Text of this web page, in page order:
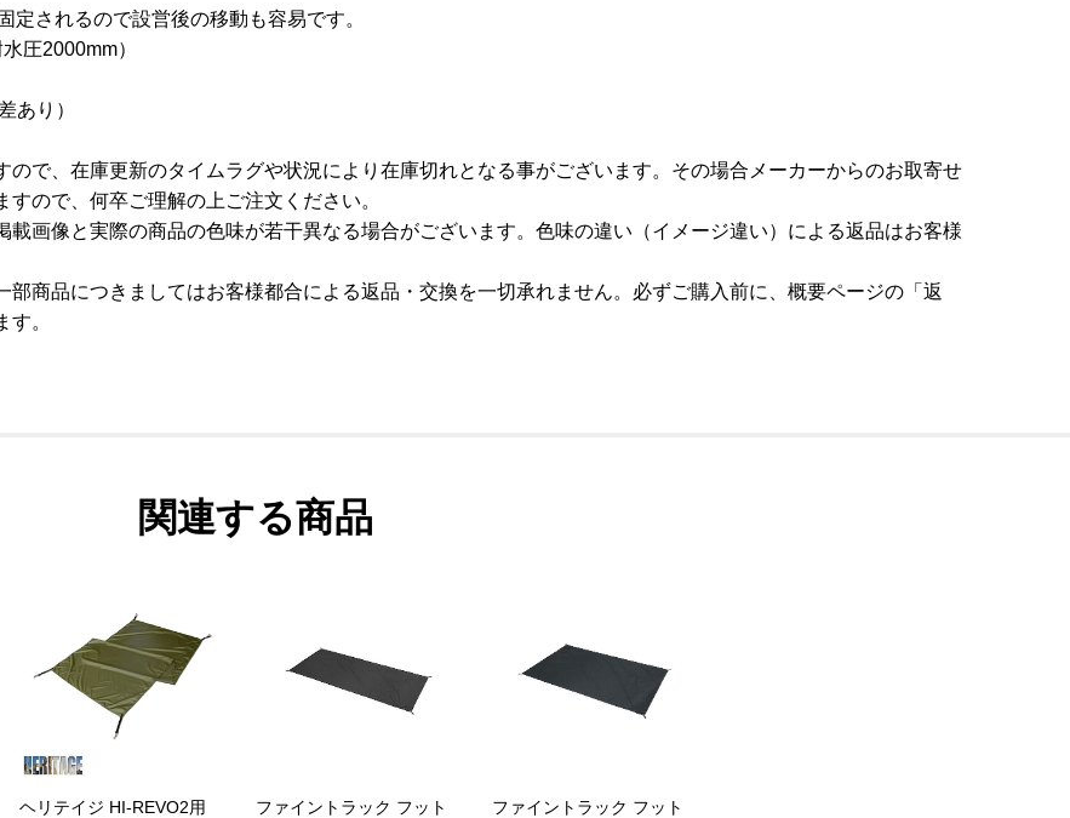
されるので設営後の移動も容易です。
圧2000mm）
あり）
で、在庫更新のタイムラグや状況により在庫切れとなる事がございます。その場合メーカーからのお取寄せ
ので、何卒ご理解の上ご注文ください。
画像と実際の商品の色味が若干異なる場合がございます。色味の違い（イメージ違い）による返品はお客様
商品につきましてはお客様都合による返品・交換を一切承れません。必ずご購入前に、概要ページの「返
。
関連する商品
ヘリテイジ HI-REVO2用
ファイントラック フット
ファイントラック フット